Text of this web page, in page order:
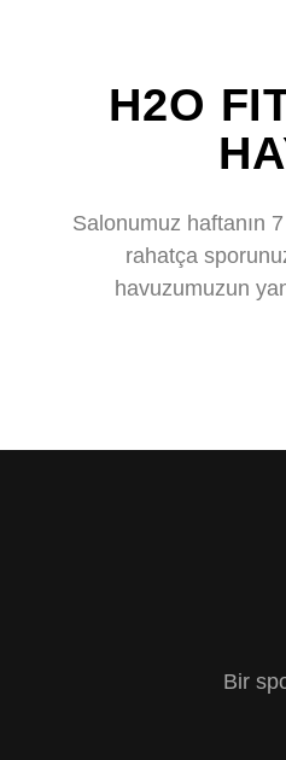
H2O
Salonumuz haftanın
rahatça
havuzumuzun
Bir